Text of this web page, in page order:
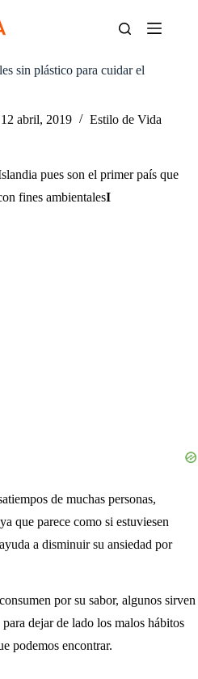
sin plástico para cuidar el
12 abril, 2019 Estilo de Vida
pues son el primer país que
fines ambientalesI
de muchas personas,
que parece como si estuviesen
a disminuir su ansiedad por
por su sabor, algunos sirven
dejar de lado los malos hábitos
podemos encontrar.